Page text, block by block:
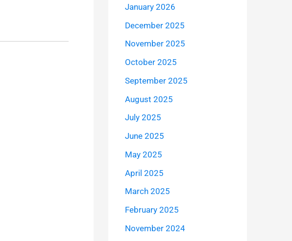
January 2026
December 2025
November 2025
October 2025
September 2025
August 2025
July 2025
June 2025
May 2025
April 2025
March 2025
February 2025
November 2024